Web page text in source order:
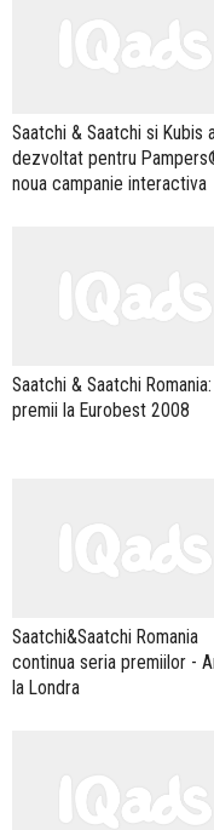
Saatchi & Saatchi si Kubis
dezvoltat pentru
noua campanie interactiva
Saatchi & Saatchi
premii la Eurobest 2008
Saatchi&Saatchi Romania
continua seria premiilor -
la Londra